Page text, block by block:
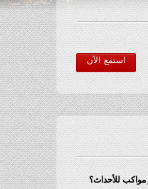
استمع الآن
للأحداث؟